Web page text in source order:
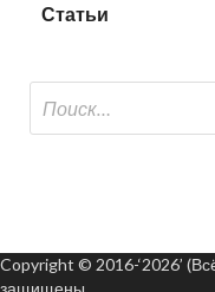
Статьи
Copyright © 2016-‘2026’
защищены